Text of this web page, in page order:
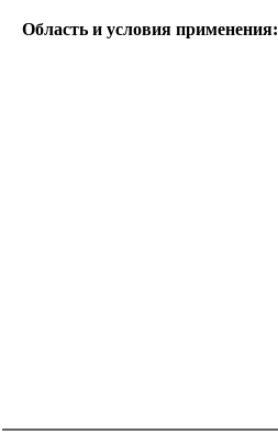
Область и условия применения: